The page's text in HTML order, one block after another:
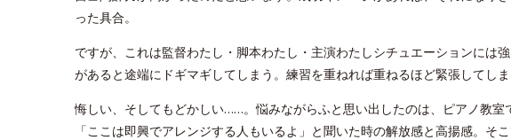
った具合。
ですが、これは監督わたし・脚本わたし・主演わたしシチュエーションには
があると途端にドギマギしてしまう。練習を重ねれば重ねるほど緊張してしま
悔しい、そしてもどかしい……。悩みながらふと思い出したのは、ピアノ教室
「ここは即興でアレンジする人もいるよ」と聞いた時の解放感と高揚感。そ